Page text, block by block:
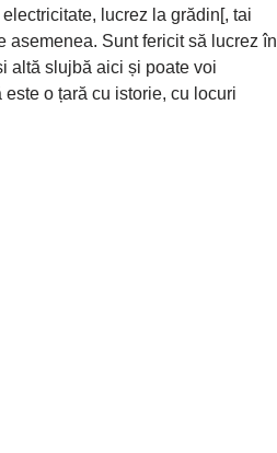
lucrez la grădin[, tai
asemenea. Sunt fericit să lucrez în
altă slujbă aici și poate voi
o țară cu istorie, cu locuri